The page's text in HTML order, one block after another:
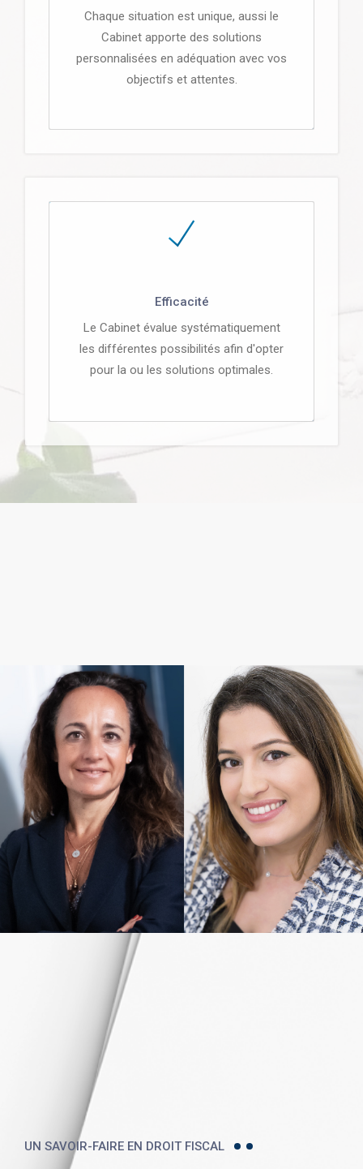
Chaque situation est unique, aussi le
Cabinet apporte des solutions
personnalisées en adéquation avec vos
objectifs et attentes.
Efficacité
Le Cabinet évalue systématiquement
les différentes possibilités afin d'opter
pour la ou les solutions optimales.
UN SAVOIR-FAIRE EN DROIT FISCAL